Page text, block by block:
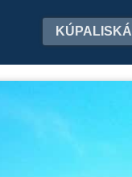
KÚPALISKÁ